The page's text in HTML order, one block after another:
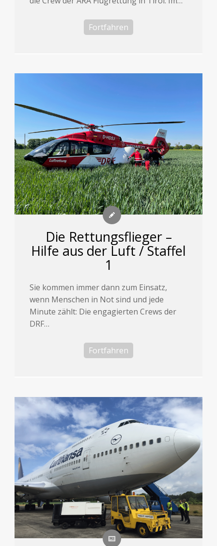
Fortfahren
Die Rettungsflieger –
Hilfe aus der Luft / Staffel
1
Sie kommen immer dann zum Einsatz,
wenn Menschen in Not sind und jede
Minute zählt: Die engagierten Crews der
DRF…
Fortfahren